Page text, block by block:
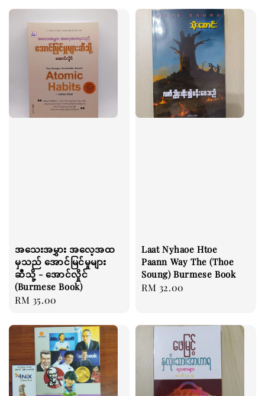
အသေးအမွှား အလေ့အထ
မှသည် အောင်မြင်မှုများ
ဆီသို့ - အောင်လှိုင်
(Burmese Book)
Regular
RM 35.00
Laat Nyhaoe Htoe
Paann Way The (Thoe
Soung) Burmese Book
Regular
RM 32.00